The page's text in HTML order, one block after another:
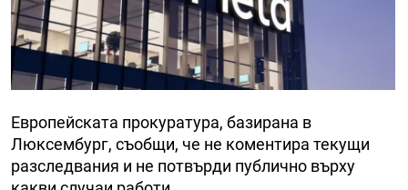
Европейската прокуратура, базирана в
Люксембург, съобщи, че не коментира текущи
разследвания и не потвърди публично върху